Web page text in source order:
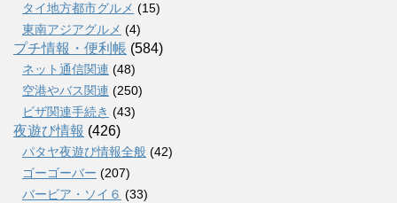
タイ地方都市グルメ (15)
東南アジアグルメ (4)
プチ情報・便利帳 (584)
ネット通信関連 (48)
空港やバス関連 (250)
ビザ関連手続き (43)
夜遊び情報 (426)
パタヤ夜遊び情報全般 (42)
ゴーゴーバー (207)
バービア・ソイ６ (33)